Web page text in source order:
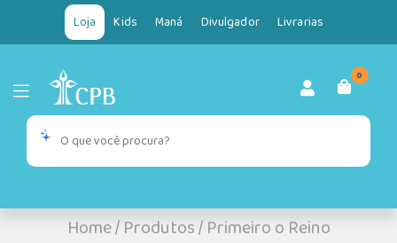
Loja Kids Maná Divulgador Livrarias
0
Home/Produtos/Primeiro o Reino